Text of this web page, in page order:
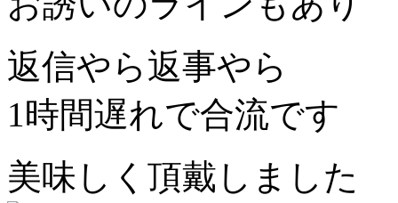
返信やら返事やら
1時間遅れで合流です
美味しく頂戴しました